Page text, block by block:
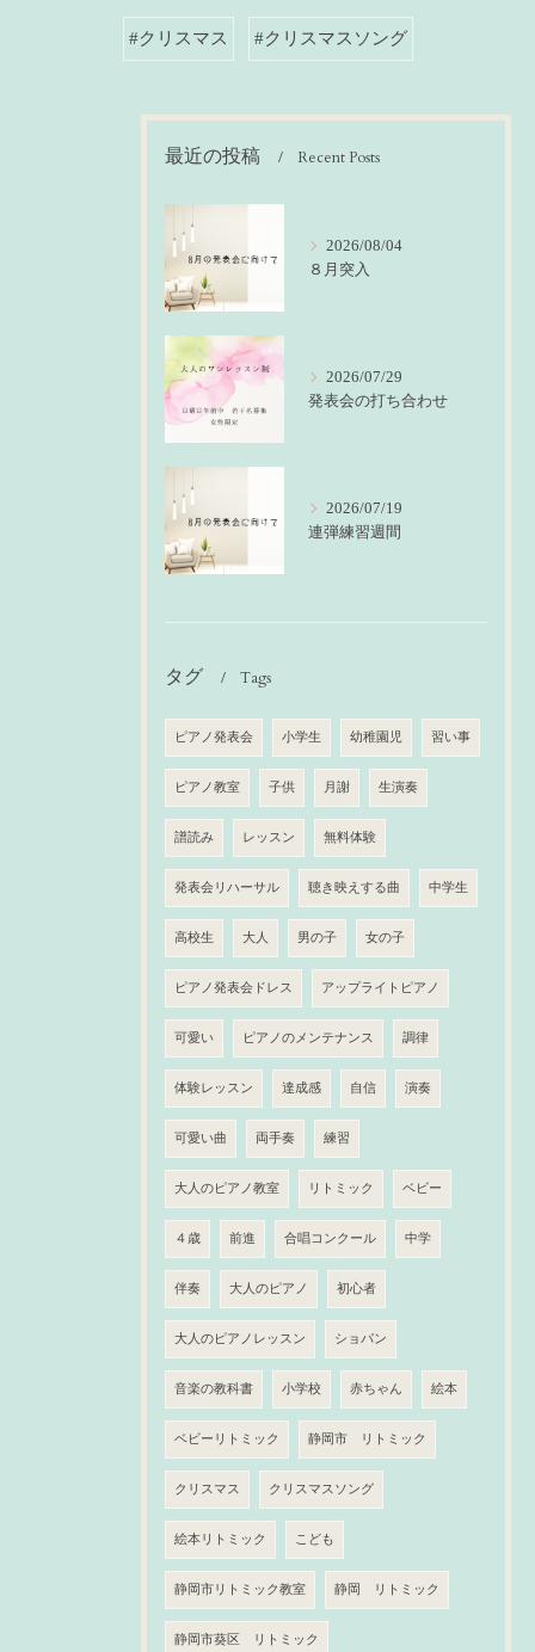
#クリスマス #クリスマスソング
最近の投稿 Recent Posts
2026/08/04
８月突入
2026/07/29
発表会の打ち合わせ
2026/07/19
連弾練習週間
タグ Tags
ピアノ発表会 小学生 幼稚園児 習い事
ピアノ教室 子供 月謝 生演奏
譜読み レッスン 無料体験
発表会リハーサル 聴き映えする曲 中学生
高校生 大人 男の子 女の子
ピアノ発表会ドレス アップライトピアノ
可愛い ピアノのメンテナンス 調律
体験レッスン 達成感 自信 演奏
可愛い曲 両手奏 練習
大人のピアノ教室 リトミック ベビー
４歳 前進 合唱コンクール 中学
伴奏 大人のピアノ 初心者
大人のピアノレッスン ショパン
音楽の教科書 小学校 赤ちゃん 絵本
ベビーリトミック 静岡市 リトミック
クリスマス クリスマスソング
絵本リトミック こども
静岡市リトミック教室 静岡 リトミック
静岡市葵区 リトミック